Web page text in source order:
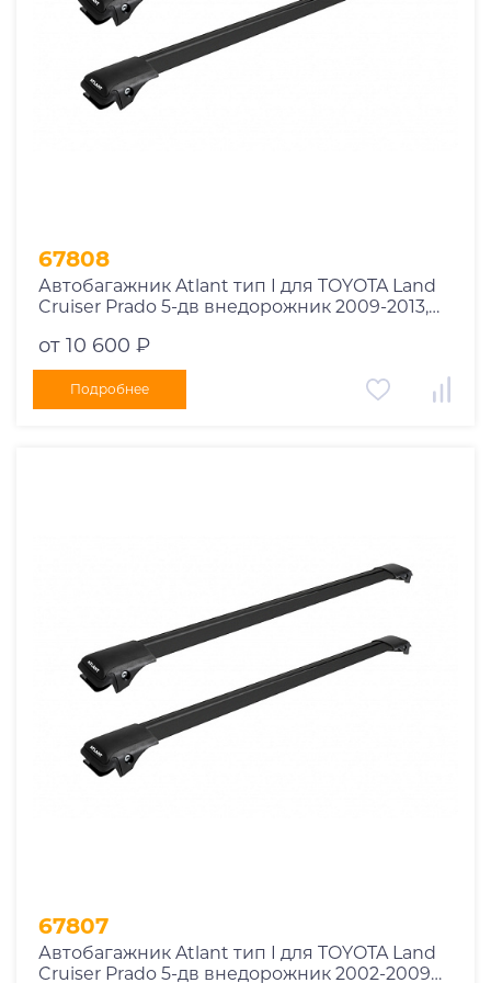
67808
Автобагажник Atlant тип I для TOYOTA Land
Cruiser Prado 5-дв внедорожник 2009-2013,
черные дуги 910/910 мм 10002+11115+11115
от 10 600 ₽
Подробнее
67807
Автобагажник Atlant тип I для TOYOTA Land
Cruiser Prado 5-дв внедорожник 2002-2009